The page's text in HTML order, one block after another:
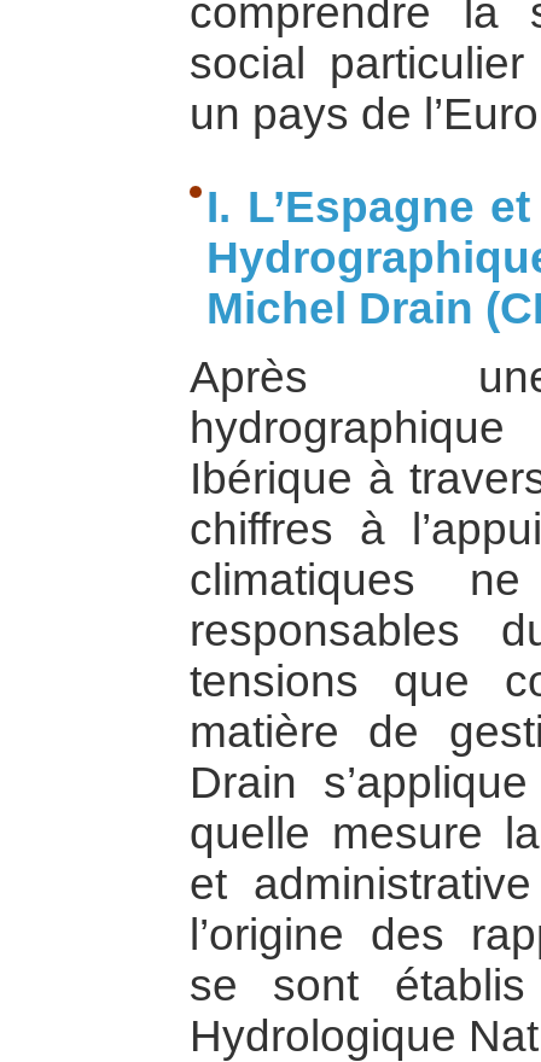
comprendre la
social
un pays de
I. L’Espagne
Michel Drain
Après
Ibérique à
chiffres à
climatiques
responsables
tensions que
matière de
Drain
quelle mesure
et
l’origine des
se sont
Hydrologique